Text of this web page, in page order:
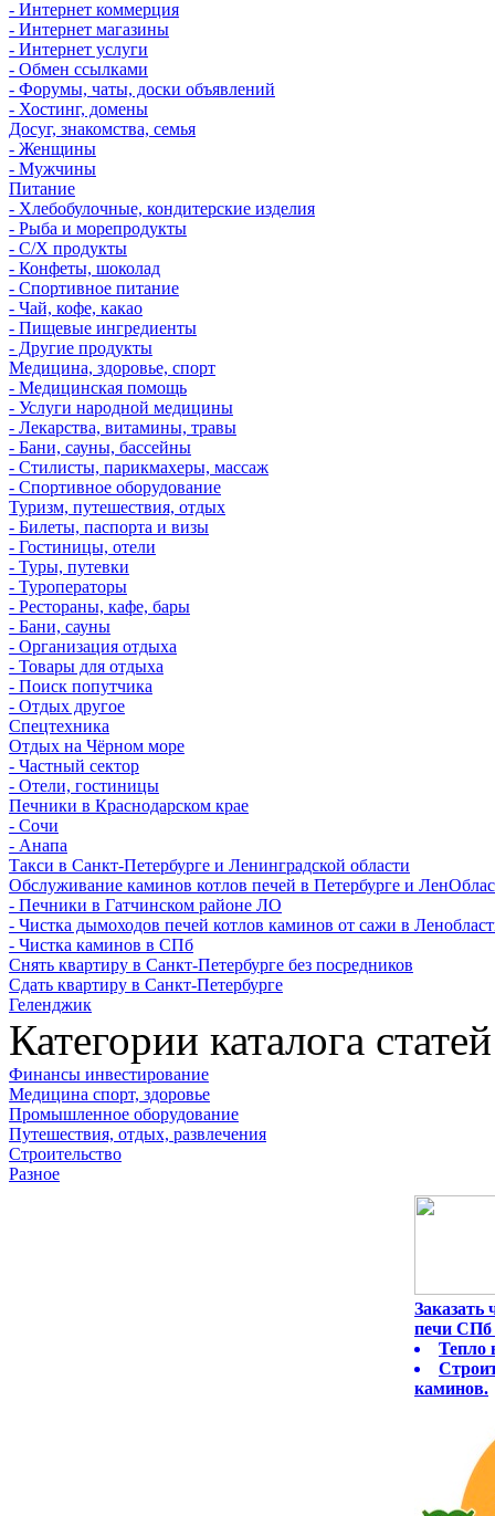
- Интернет коммерция
- Интернет магазины
- Интернет услуги
- Обмен ссылками
- Форумы, чаты, доски объявлений
- Хостинг, домены
Досуг, знакомства, семья
- Женщины
- Мужчины
Питание
- Хлебобулочные, кондитерские изделия
- Рыба и морепродукты
- С/Х продукты
- Конфеты, шоколад
- Спортивное питание
- Чай, кофе, какао
- Пищевые ингредиенты
- Другие продукты
Медицина, здоровье, спорт
- Медицинская помощь
- Услуги народной медицины
- Лекарства, витамины, травы
- Бани, сауны, бассейны
- Стилисты, парикмахеры, массаж
- Спортивное оборудование
Туризм, путешествия, отдых
- Билеты, паспорта и визы
- Гостиницы, отели
- Туры, путевки
- Туроператоры
- Рестораны, кафе, бары
- Бани, сауны
- Организация отдыха
- Товары для отдыха
- Поиск попутчика
- Отдых другое
Спецтехника
Отдых на Чёрном море
- Частный сектор
- Отели, гостиницы
Печники в Краснодарском крае
- Сочи
- Анапа
Такси в Санкт-Петербурге и Ленинградской области
Обслуживание каминов котлов печей в Петербурге и
- Печники в Гатчинском районе ЛО
- Чистка дымоходов печей котлов каминов от сажи в
- Чистка каминов в СПб
Снять квартиру в Санкт-Петербурге без посредников
Сдать квартиру в Санкт-Петербурге
Геленджик
Категории каталога статей
Финансы инвестирование
Медицина спорт, здоровье
Промышленное оборудование
Путешествия, отдых, развлечения
Строительство
Разное
Заказать
печи СПб
Тепло
каминов.